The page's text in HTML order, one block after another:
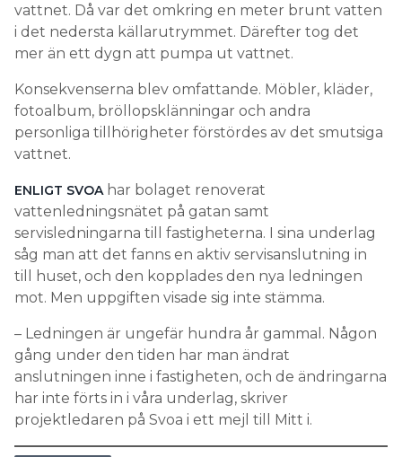
vattnet. Då var det omkring en meter brunt vatten
i det nedersta källarutrymmet. Därefter tog det
mer än ett dygn att pumpa ut vattnet.
Konsekvenserna blev omfattande. Möbler, kläder,
fotoalbum, bröllopsklänningar och andra
personliga tillhörigheter förstördes av det smutsiga
vattnet.
ENLIGT SVOA har bolaget renoverat
vattenledningsnätet på gatan samt
servisledningarna till fastigheterna. I sina underlag
såg man att det fanns en aktiv servisanslutning in
till huset, och den kopplades den nya ledningen
mot. Men uppgiften visade sig inte stämma.
– Ledningen är ungefär hundra år gammal. Någon
gång under den tiden har man ändrat
anslutningen inne i fastigheten, och de ändringarna
har inte förts in i våra underlag, skriver
projektledaren på Svoa i ett mejl till Mitt i.